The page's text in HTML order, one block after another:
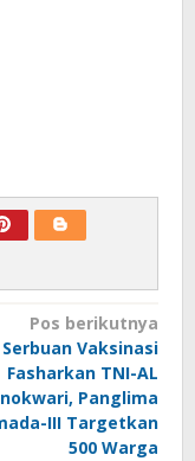
Pos berikutnya
Vaksinasi
Fasharkan TNI-AL
Panglima
III Targetkan
500 Warga